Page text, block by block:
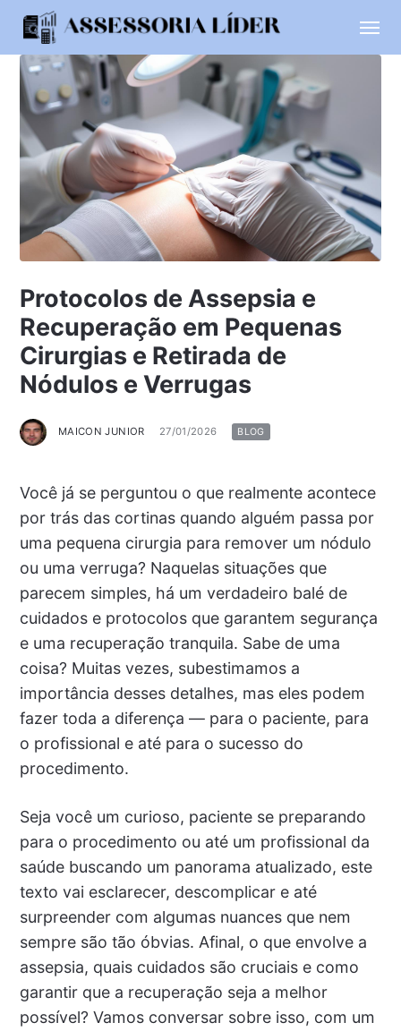
Protocolos de Assepsia e
Recuperação em Pequenas
Cirurgias e Retirada de
Nódulos e Verrugas
MAICON JUNIOR 27/01/2026 BLOG
Você já se perguntou o que realmente acontece
por trás das cortinas quando alguém passa por
uma pequena cirurgia para remover um nódulo
ou uma verruga? Naquelas situações que
parecem simples, há um verdadeiro balé de
cuidados e protocolos que garantem segurança
e uma recuperação tranquila. Sabe de uma
coisa? Muitas vezes, subestimamos a
importância desses detalhes, mas eles podem
fazer toda a diferença — para o paciente, para
o profissional e até para o sucesso do
procedimento.
Seja você um curioso, paciente se preparando
para o procedimento ou até um profissional da
saúde buscando um panorama atualizado, este
texto vai esclarecer, descomplicar e até
surpreender com algumas nuances que nem
sempre são tão óbvias. Afinal, o que envolve a
assepsia, quais cuidados são cruciais e como
garantir que a recuperação seja a melhor
possível? Vamos conversar sobre isso, com um